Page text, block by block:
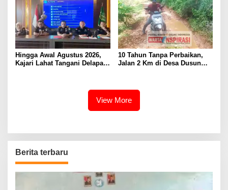
Hingga Awal Agustus 2026,
Kajari Lahat Tangani Delapan
10 Tahun Tanpa Perbaikan,
Jalan 2 Km di Desa Dusun
View More
Berita terbaru